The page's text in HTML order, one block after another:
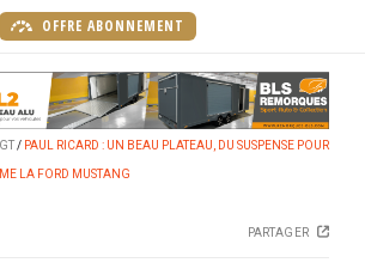
OFFRE ABONNEMENT
PAUL RICARD : UN BEAU PLATEAU, DU SUSPENSE POUR
LA FORD MUSTANG
PARTAGER